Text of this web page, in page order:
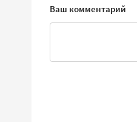
Ваш комментарий